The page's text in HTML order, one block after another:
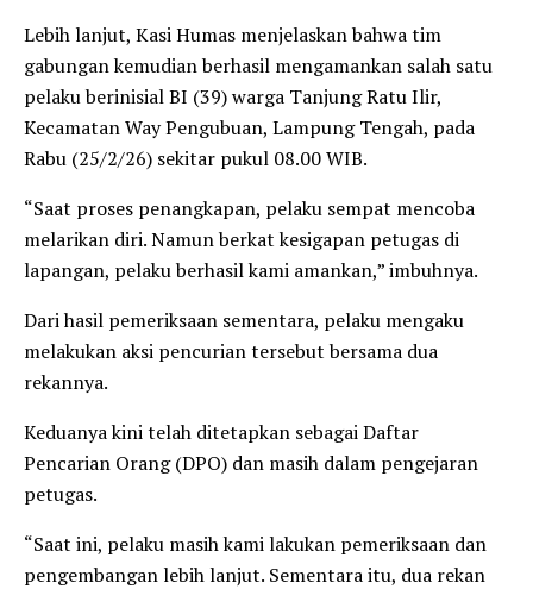
Lebih lanjut, Kasi Humas menjelaskan bahwa tim
gabungan kemudian berhasil mengamankan salah satu
pelaku berinisial BI (39) warga Tanjung Ratu Ilir,
Kecamatan Way Pengubuan, Lampung Tengah, pada
Rabu (25/2/26) sekitar pukul 08.00 WIB.
“Saat proses penangkapan, pelaku sempat mencoba
melarikan diri. Namun berkat kesigapan petugas di
lapangan, pelaku berhasil kami amankan,” imbuhnya.
Dari hasil pemeriksaan sementara, pelaku mengaku
melakukan aksi pencurian tersebut bersama dua
rekannya.
Keduanya kini telah ditetapkan sebagai Daftar
Pencarian Orang (DPO) dan masih dalam pengejaran
petugas.
“Saat ini, pelaku masih kami lakukan pemeriksaan dan
pengembangan lebih lanjut. Sementara itu, dua rekan